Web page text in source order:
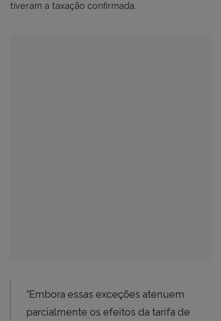
tiveram a taxação confirmada.
“Embora essas exceções atenuem
parcialmente os efeitos da tarifa de